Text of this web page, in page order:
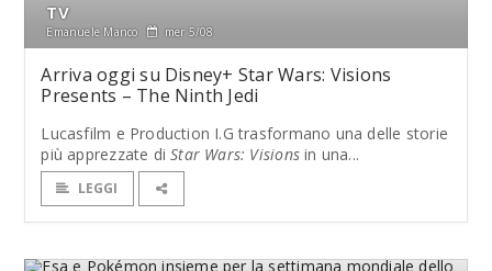
TV
Emanuele Manco mer 5/08
Arriva oggi su Disney+ Star Wars: Visions
Presents – The Ninth Jedi
Lucasfilm e Production I.G trasformano una delle storie
più apprezzate diStar Wars: Visionsin una...
LEGGI